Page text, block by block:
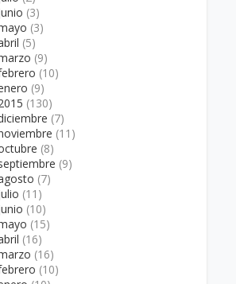
(3)
(3)
(5)
(9)
(10)
(9)
(130)
(7)
(11)
(8)
(9)
(7)
(11)
(10)
(15)
(16)
(16)
(10)